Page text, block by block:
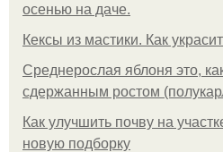
осенью на даче.
Кексы из мастики. Как
Среднерослая яблоня это,
сдержанным ростом
Как улучшить почву на
новую подборку